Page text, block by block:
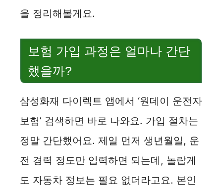
을 정리해볼게요.
보험 가입 과정은 얼마나 간단
했을까?
삼성화재 다이렉트 앱에서 ‘원데이 운전자
보험’ 검색하면 바로 나와요. 가입 절차는
정말 간단했어요. 제일 먼저 생년월일, 운
전 경력 정도만 입력하면 되는데, 놀랍게
도 자동차 정보는 필요 없더라고요. 본인